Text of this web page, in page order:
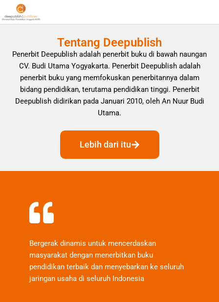
Tentang Deepublish
Penerbit Deepublish adalah penerbit buku di bawah naungan
CV. Budi Utama Yogyakarta. Penerbit Deepublish adalah
penerbit buku yang memfokuskan penerbitannya dalam
bidang pendidikan, terutama pendidikan tinggi. Penerbit
Deepublish didirikan pada Januari 2010, oleh An Nuur Budi
Utama.
Lebih dari itu
Bergerak dinamis untuk mencerdaskan
masyarakat dengan menerbitkan buku
pendidikan terbaik dan menyebarkan ke seluruh
jaringan usaha di seluruh Indonesia